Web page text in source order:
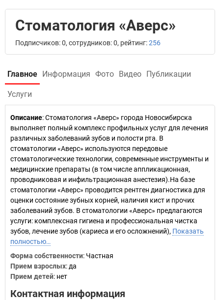
Стоматология «Аверс»
Подписчиков: 0, сотрудников: 0, рейтинг:256
Главное Информация Фото Видео Публикации
Услуги
Описание: Стоматология «Аверс» города Новосибирска
выполняет полный комплекс профильных услуг для лечения
различных заболеваний зубов и полости рта. В
стоматологии «Аверс» используются передовые
стоматологические технологии, современные инструменты и
медицинские препараты (в том числе аппликационная,
проводниковая и инфильтрационная анестезия).На базе
стоматологии «Аверс» проводится рентген диагностика для
оценки состояние зубных корней, наличия кист и прочих
заболеваний зубов. В стоматологии «Аверс» предлагаются
услуги: комплексная гигиена и профессиональная чистка
зубов, лечение зубов (кариеса и его осложнений), Показать
полностью…
Форма собственности: Частная
Прием взрослых: да
Прием детей: нет
Контактная информация